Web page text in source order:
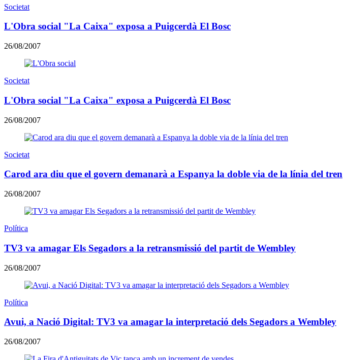
Societat
L'Obra social "La Caixa" exposa a Puigcerdà El Bosc
26/08/2007
Societat
L'Obra social "La Caixa" exposa a Puigcerdà El Bosc
26/08/2007
Societat
Carod ara diu que el govern demanarà a Espanya la doble via de la línia del tren
26/08/2007
Política
TV3 va amagar Els Segadors a la retransmissió del partit de Wembley
26/08/2007
Política
Avui, a Nació Digital: TV3 va amagar la interpretació dels Segadors a Wembley
26/08/2007